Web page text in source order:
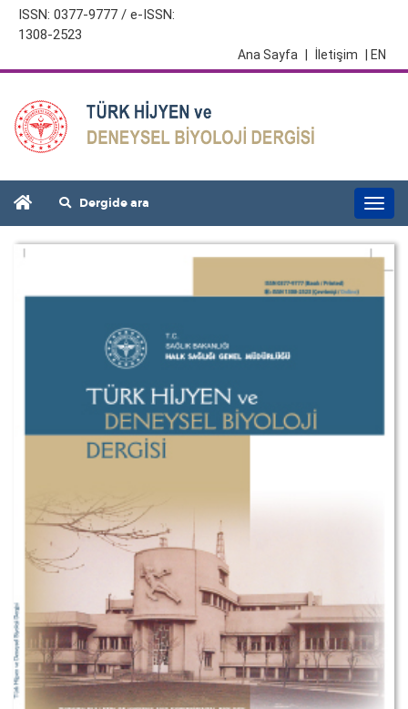
ISSN: 0377-9777 / e-ISSN:
1308-2523
| EN
İletişim
Ana Sayfa
Dergide ara